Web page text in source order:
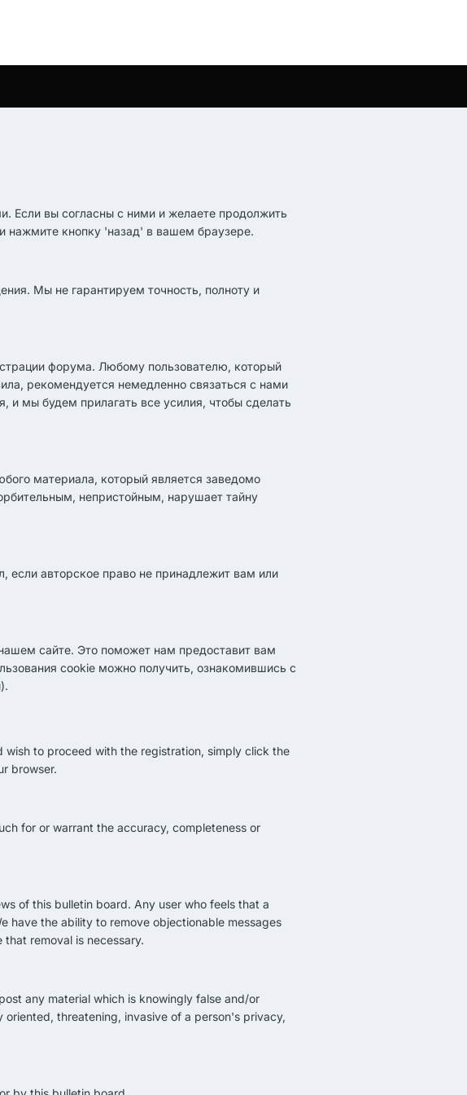
Если вы согласны с ними и желаете продолжить
нажмите кнопку 'назад' в вашем браузере.
Мы не гарантируем точность, полноту и
форума. Любому пользователю, который
рекомендуется немедленно связаться с нами
и мы будем прилагать все усилия, чтобы сделать
материала, который является заведомо
непристойным, нарушает тайну
авторское право не принадлежит вам или
сайте. Это поможет нам предоставит вам
cookie можно получить, ознакомившись с
wish to proceed with the registration, simply click the
browser.
for or warrant the accuracy, completeness or
of this bulletin board. Any user who feels that a
have the ability to remove objectionable messages
removal is necessary.
any material which is knowingly false and/or
threatening, invasive of a person's privacy,